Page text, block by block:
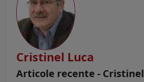
Cristinel Luca
Articole recente -